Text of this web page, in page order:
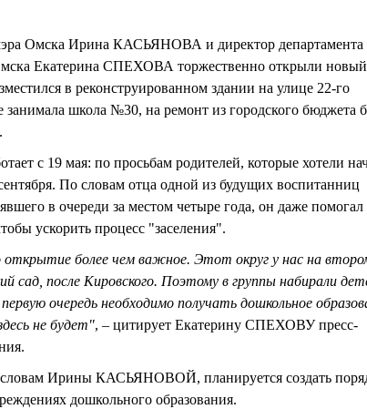
Омска Ирина КАСЬЯНОВА и директор департамента
Екатерина СПЕХОВА торжественно открыли новый
в реконструированном здании на улице 22-го
занимала школа №30, на ремонт из городского бюджета
с 19 мая: по просьбам родителей, которые хотели
По словам отца одной из будущих воспитанниц
в очереди за местом четыре года, он даже помогал
ускорить процесс "заселения".
открытие более чем важное. Этот округ у нас на
сад, после Кировского. Поэтому в группы набирали
очередь необходимо получать дошкольное
не будет", – цитирует Екатерину СПЕХОВУ пресс-
Ирины КАСЬЯНОВОЙ, планируется создать
дошкольного образования.